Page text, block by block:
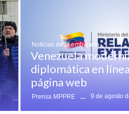
Noticias de la embajada
Venezuela
diplomática en
página web
Prensa MPPRE 9 de agosto